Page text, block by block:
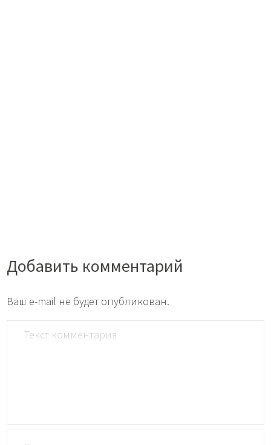
Добавить комментарий
Ваш e-mail не будет опубликован.